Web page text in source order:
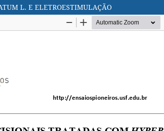
L. E ELETROESTIMULAÇÃO